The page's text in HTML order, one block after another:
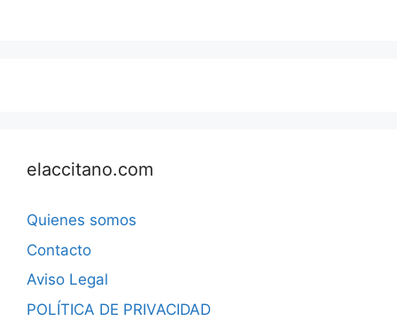
elaccitano.com
Quienes somos
Contacto
Aviso Legal
POLÍTICA DE PRIVACIDAD